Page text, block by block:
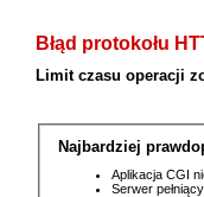
Błąd protokołu
Limit czasu operacji
Najbardziej
Aplikacja CGI
Serwer